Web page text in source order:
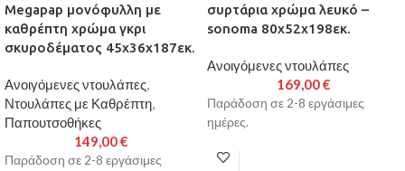
Megapap μονόφυλλη με
καθρέπτη χρώμα γκρι
σκυροδέματος 45x36x187εκ.
Ανοιγόμενες ντουλάπες,
Ντουλάπες με Καθρέπτη,
Παπουτσοθήκες
149,00€
Παράδοση σε 2-8 εργάσιμες
συρτάρια χρώμα λευκό –
sonoma 80x52x198εκ.
Ανοιγόμενες ντουλάπες
169,00€
Παράδοση σε 2-8 εργάσιμες
ημέρες.